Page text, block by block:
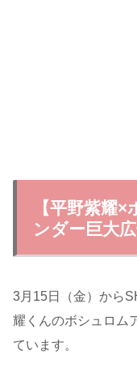
【平野紫耀
ンダー巨大
3月15日（金）から
耀くんのボシュロム
ています。